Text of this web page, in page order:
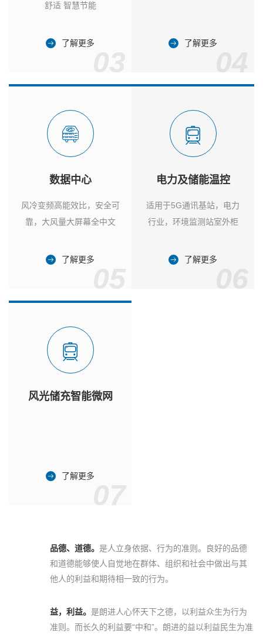
舒适 智慧节能
了解更多 了解更多
数据中心
风冷变频高能效比，安全可
靠，大风量大屏幕全中文
了解更多
电力及储能温控
适用于5G通讯基站，电力
行业，环境监测站室外柜
了解更多
风光储充智能微网
了解更多
品德、道德。 是人立身依据、行为的准则。良好的品德
和道德能够使人自觉地在群体、组织和社会中做出与其
他人的利益和期待相一致的行为。
益，利益。 是朗进人心怀天下之德，以利益众生为行为
准则。而长久的利益要“中和”。朗进的益以利益民生为准